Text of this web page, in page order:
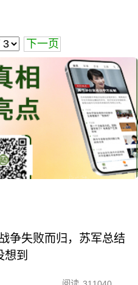
下一页
争失败而归，苏军总结
想到